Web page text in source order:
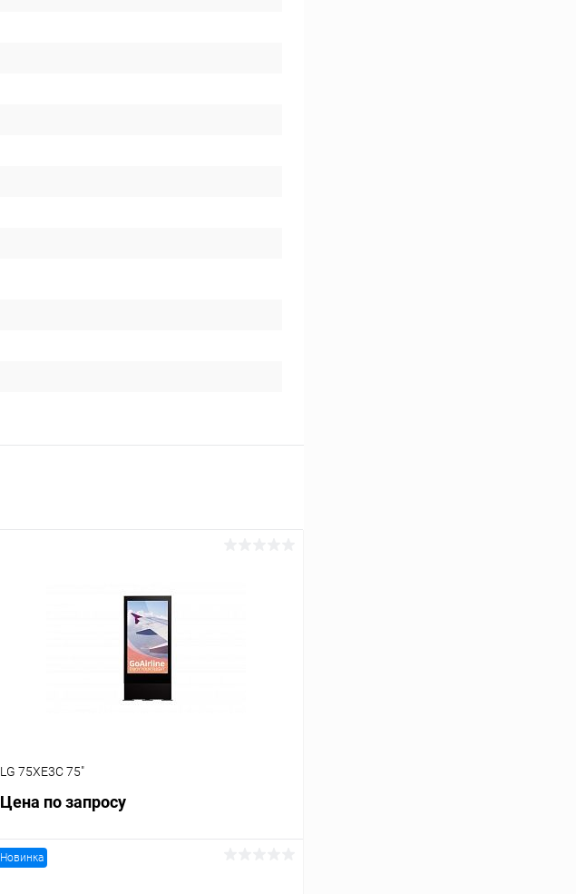
LG 75XE3C 75"
Цена по запросу
Новинка